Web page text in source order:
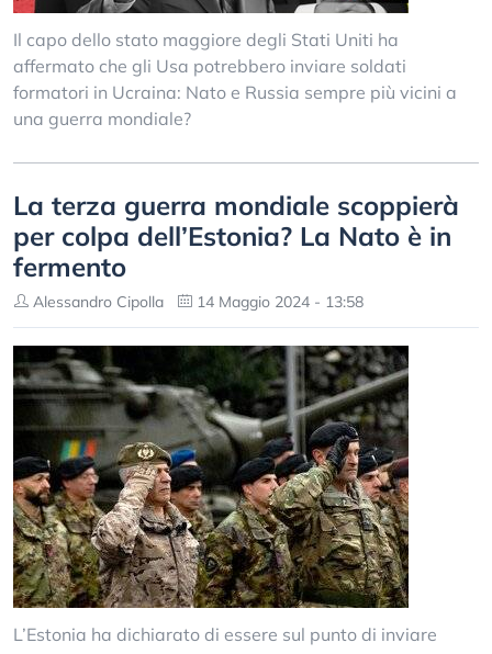
Il capo dello stato maggiore degli Stati Uniti ha
affermato che gli Usa potrebbero inviare soldati
formatori in Ucraina: Nato e Russia sempre più vicini a
una guerra mondiale?
La terza guerra mondiale scoppierà
per colpa dell’Estonia? La Nato è in
fermento
Alessandro Cipolla 14 Maggio 2024 - 13:58
L’Estonia ha dichiarato di essere sul punto di inviare